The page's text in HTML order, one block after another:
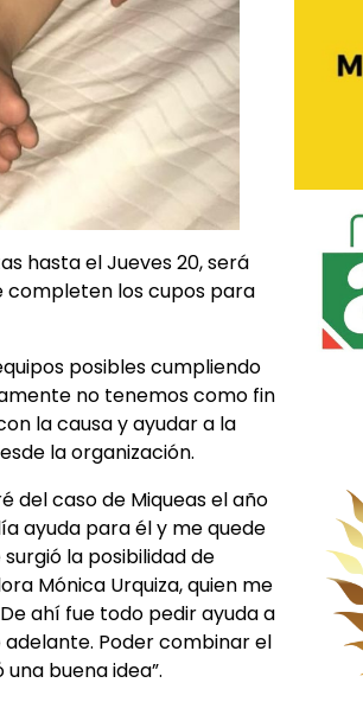
hasta el Jueves 20, será
completen los cupos para
posibles cumpliendo
no tenemos como fin
la causa y ayudar a la
la organización.
del caso de Miqueas el año
ayuda para él y me quede
la posibilidad de
Mónica Urquiza, quien me
ahí fue todo pedir ayuda a
Poder combinar el
buena idea”.